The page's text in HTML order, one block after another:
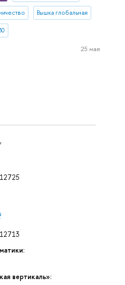
вертикаль»:
Вышка глобальная
25 мая